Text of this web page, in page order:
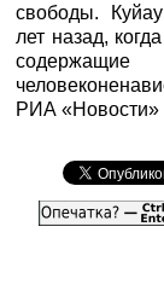
свободы.
лет назад,
содержащие
РИА «Новости»